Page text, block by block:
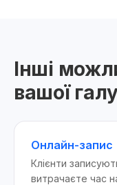
Інші
вашої
Онлайн-запис
Клієнти
витрачаєте час